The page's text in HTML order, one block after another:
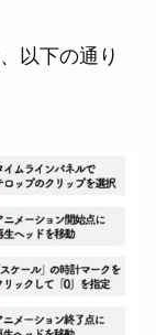
以下の通り